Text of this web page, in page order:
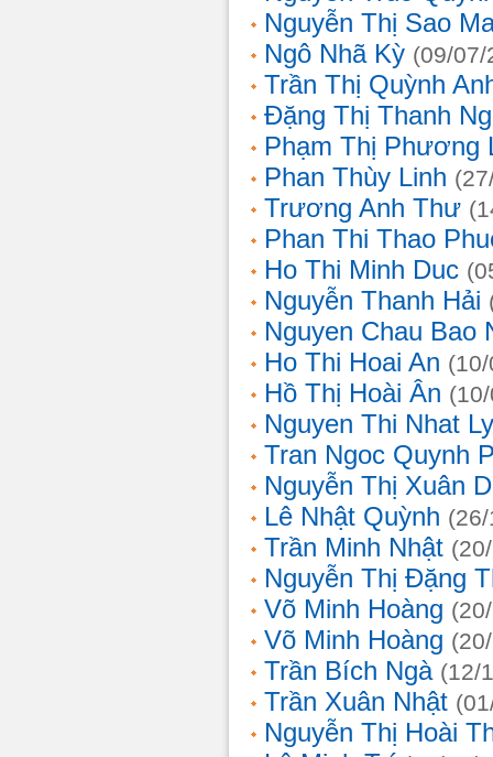
Nguyễn Thị Sao
Ngô Nhã Kỳ (09/07/
Trần Thị Quỳnh
Đặng Thị Thanh
Phạm Thị Phương
Phan Thùy Linh
Trương Anh Thư
Phan Thi Thao
Ho Thi Minh Duc
Nguyễn Thanh Hải
Nguyen Chau Bao
Ho Thi Hoai An
Hồ Thị Hoài Ân
Nguyen Thi Nhat Ly
Tran Ngoc Quynh
Nguyễn Thị Xuân
Lê Nhật Quỳnh
Trần Minh Nhật
Nguyễn Thị Đặng
Võ Minh Hoàng
Võ Minh Hoàng
Trần Bích Ngà (12/
Trần Xuân Nhật
Nguyễn Thị Hoài